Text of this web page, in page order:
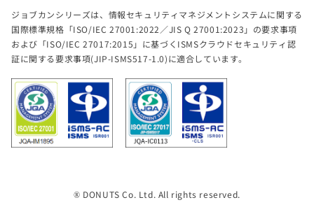
ジョブカンシリーズは、情報セキュリティマネジメントシステムに関する
国際標準規格「ISO/IEC 27001:2022／JIS Q 27001:2023」の要求事項
および「ISO/IEC 27017:2015」に基づくISMSクラウドセキュリティ認
証に関する要求事項(JIP-ISMS517-1.0)に適合しています。
® DONUTS Co. Ltd. All rights reserved.